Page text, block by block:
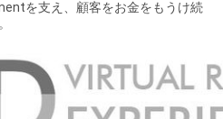
を支え、顧客をお金をもうけ続